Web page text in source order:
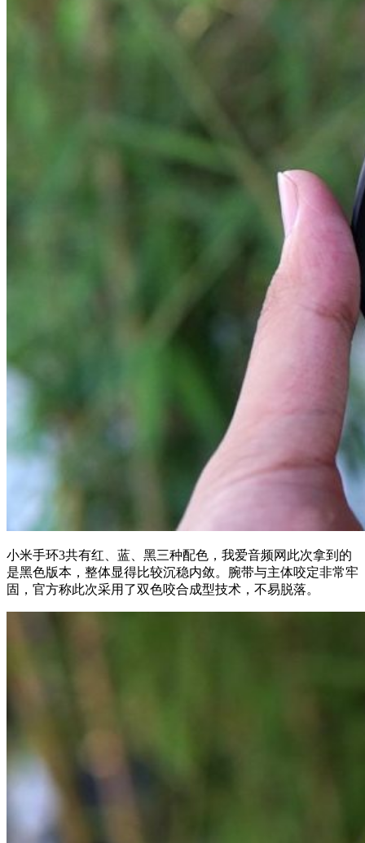
小米手环3共有红、蓝、黑三种配色，我爱音频网此次拿到的
是黑色版本，整体显得比较沉稳内敛。腕带与主体咬定非常牢
固，官方称此次采用了双色咬合成型技术，不易脱落。